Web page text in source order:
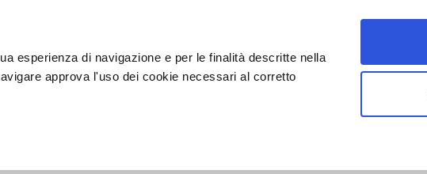
esperienza di navigazione e per le finalità descritte nella
approva l'uso dei cookie necessari al corretto